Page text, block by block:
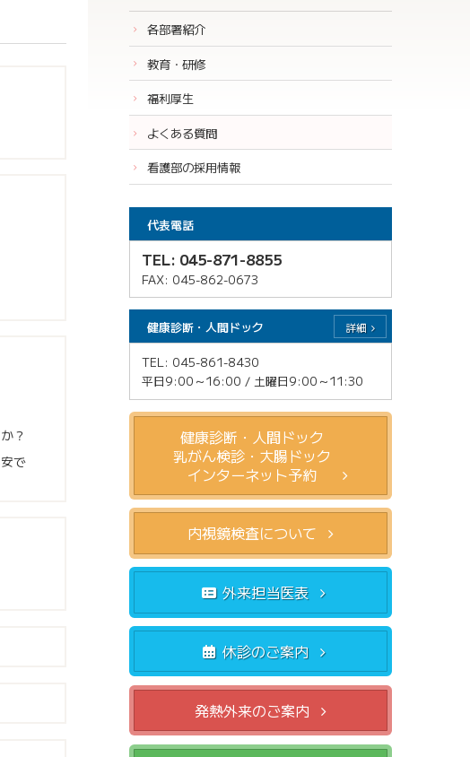
？
で
各部署紹介
教育・研修
福利厚生
よくある質問
看護部の採用情報
代表電話
TEL: 045-871-8855
FAX: 045-862-0673
健康診断・人間ドック
TEL: 045-861-8430
平日9:00～16:00 / 土曜日9:00～11:30
詳細
健康診断・人間ドック
乳がん検診・大腸ドック
インターネット予約
内視鏡検査について
外来担当医表
休診のご案内
発熱外来のご案内